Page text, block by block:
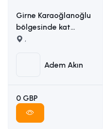
Girne Karaoğlanoğlu
bölgesinde kat
karşılığı arazi
05338314949
,
Adem Akın
0 GBP